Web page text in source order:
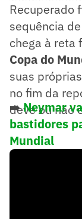
Recuperado
sequência
chega à reta
Copa do
suas
no fim da
deve ou não
➡️Neymar
bastidores
Mundial